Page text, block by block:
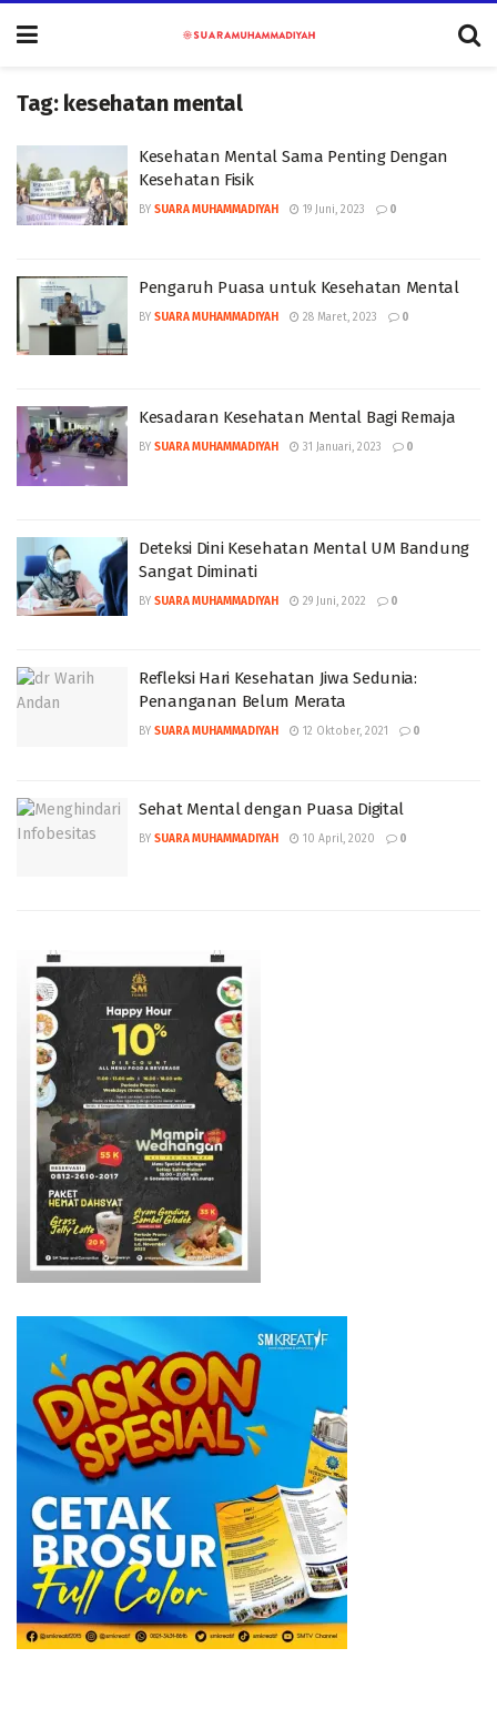
Tag: kesehatan mental
Kesehatan Mental Sama Penting Dengan
Kesehatan Fisik
BY SUARA MUHAMMADIYAH 19 Juni, 2023 0
Pengaruh Puasa untuk Kesehatan Mental
BY SUARA MUHAMMADIYAH 28 Maret, 2023 0
Kesadaran Kesehatan Mental Bagi Remaja
BY SUARA MUHAMMADIYAH 31 Januari, 2023 0
Deteksi Dini Kesehatan Mental UM Bandung
Sangat Diminati
BY SUARA MUHAMMADIYAH 29 Juni, 2022 0
Refleksi Hari Kesehatan Jiwa Sedunia:
Penanganan Belum Merata
BY SUARA MUHAMMADIYAH 12 Oktober, 2021 0
Sehat Mental dengan Puasa Digital
BY SUARA MUHAMMADIYAH 10 April, 2020 0